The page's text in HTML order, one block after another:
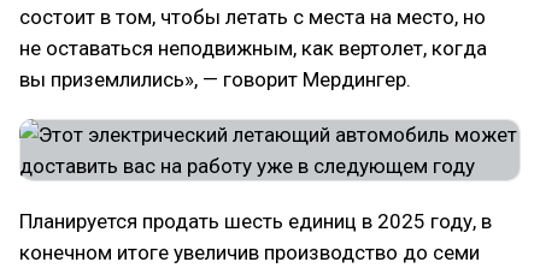
состоит в том, чтобы летать с места на место, но
не оставаться неподвижным, как вертолет, когда
вы приземлились», — говорит Мердингер.
Планируется продать шесть единиц в 2025 году, в
конечном итоге увеличив производство до семи